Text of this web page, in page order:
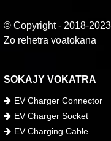
© Copyright - 2018-
Zo rehetra voatokana
SOKAJY VOKATRA
EV Charger Connector
EV Charger Socket
EV Charging Cable